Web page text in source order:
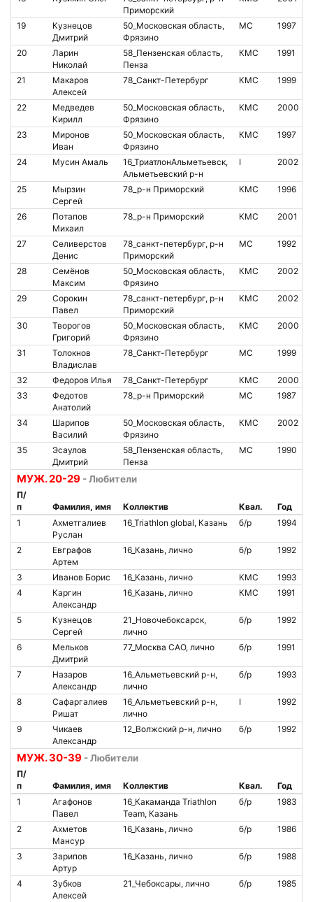
Приморский
19
Кузнецов
Дмитрий
50_Московская область,
Фрязино
МС 1997
20
Ларин
Николай
58_Пензенская область,
Пенза
КМС 1991
21
Макаров
Алексей
78_Санкт-Петербург КМС 1999
22
Медведев
Кирилл
50_Московская область,
Фрязино
КМС 2000
23
Миронов
Иван
50_Московская область,
Фрязино
КМС 1997
24 Мусин Амаль
16_ТриатлонАльметьевск,
Альметьевский р-н
I 2002
25
Мырзин
Сергей
78_р-н Приморский КМС 1996
26
Потапов
Михаил
78_р-н Приморский КМС 2001
27
Селиверстов
Денис
78_санкт-петербург, р-н
Приморский
МС 1992
28
Семёнов
Максим
50_Московская область,
Фрязино
КМС 2002
29
Сорокин
Павел
78_санкт-петербург, р-н
Приморский
КМС 2002
30
Творогов
Григорий
50_Московская область,
Фрязино
КМС 2000
31
Толокнов
Владислав
78_Санкт-Петербург МС 1999
32 Федоров Илья 78_Санкт-Петербург КМС
2000
33
Федотов
Анатолий
78_р-н Приморский МС 1987
34
Шарипов
Василий
50_Московская область,
Фрязино
КМС 2002
35
Эсаулов
Дмитрий
58_Пензенская область,
Пенза
МС 1990
МУЖ. 20-29 - Любители
П/
п
Фамилия, имя Коллектив Квал. Год
1
Ахметгалиев
Руслан
16_Triathlon global, Казань б/р 1994
2
Евграфов
Артем
16_Казань, лично б/р 1992
3 Иванов Борис 16_Казань, лично КМС
1993
4
Каргин
Александр
16_Казань, лично КМС 1991
5
Кузнецов
Сергей
21_Новочебоксарск,
лично
б/р 1992
6
Мельков
Дмитрий
77_Москва САО, лично б/р 1991
7
Назаров
Александр
16_Альметьевский р-н,
лично
б/р 1993
8
Сафаргалиев
Ришат
16_Альметьевский р-н,
лично
I 1992
9
Чикаев
Александр
12_Волжский р-н, лично б/р 1992
МУЖ. 30-39 - Любители
П/
п
Фамилия, имя Коллектив Квал. Год
1
Агафонов
Павел
16_Какаманда Triathlon
Team, Казань
б/р 1983
2
Ахметов
Мансур
16_Казань, лично б/р 1986
3
Зарипов
Артур
16_Казань, лично б/р 1988
4
Зубков
Алексей
21_Чебоксары, лично б/р 1985